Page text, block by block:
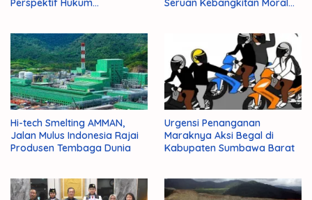
Hi-tech Smelting AMMAN,
Jalan Mulus Indonesia Rajai
Produsen Tembaga Dunia
Urgensi Penanganan
Maraknya Aksi Begal di
Kabupaten Sumbawa Barat